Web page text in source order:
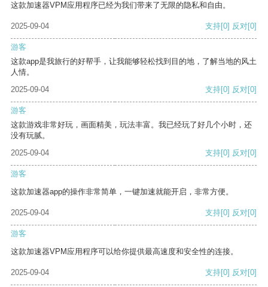
这款加速器VPM应用程序已经为我们带来了无限的隐私和自由。
2025-09-04 支持[0] 反对[0]
游客
这款app是我旅行的好帮手，让我能够轻松找到目的地，了解当地的风土
人情。
2025-09-04
支持[0] 反对[0]
游客
这款游戏非常好玩，画面精美，玩法丰富。我已经玩了好几个小时，还
没有玩腻。
2025-09-04
支持[0] 反对[0]
游客
这款加速器app的操作非常简单，一键加速就能开启，非常方便。
2025-09-04 支持[0] 反对[0]
游客
这款加速器VPM应用程序可以给你提供最高速度和安全性的连接。
2025-09-04 支持[0] 反对[0]